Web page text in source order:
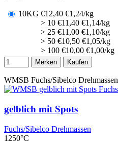
10KG €12,40 €1,24/kg
> 10 €11,40 €1,14/kg
> 25 €11,00 €1,10/kg
> 50 €10,50 €1,05/kg
> 100 €10,00 €1,00/kg
Merken Kaufen
WMSB Fuchs/Sibelco Drehmassen
gelblich mit Spots
Fuchs/Sibelco Drehmassen
1250°C